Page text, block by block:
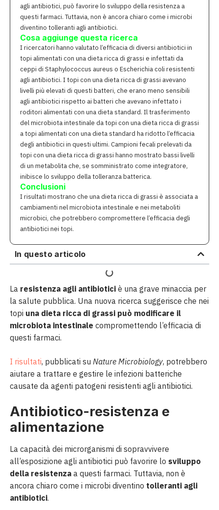
agli antibiotici, può favorire lo sviluppo della resistenza a
questi farmaci. Tuttavia, non è ancora chiaro come i microbi
diventino tolleranti agli antibiotici.
Cosa aggiunge questa ricerca
I ricercatori hanno valutato l’efficacia di diversi antibiotici in
topi alimentati con una dieta ricca di grassi e infettati da
ceppi di Staphylococcus aureus o Escherichia coli resistenti
agli antibiotici. I topi con una dieta ricca di grassi avevano
livelli più elevati di questi batteri, che erano meno sensibili
agli antibiotici rispetto ai batteri che avevano infettato i
roditori alimentati con una dieta standard. Il trasferimento
del microbiota intestinale da topi con una dieta ricca di grassi
a topi alimentati con una dieta standard ha ridotto l’efficacia
degli antibiotici in questi ultimi. Campioni fecali prelevati da
topi con una dieta ricca di grassi hanno mostrato bassi livelli
di un metabolita che, se somministrato come integratore,
inibisce lo sviluppo della tolleranza batterica.
Conclusioni
I risultati mostrano che una dieta ricca di grassi è associata a
cambiamenti nel microbiota intestinale e nei metaboliti
microbici, che potrebbero compromettere l’efficacia degli
antibiotici nei topi.
In questo articolo
La resistenza agli antibiotici è una grave minaccia per
la salute pubblica. Una nuova ricerca suggerisce che nei
topi una dieta ricca di grassi può modificare il
microbiota intestinale compromettendo l’efficacia di
questi farmaci.
I risultati, pubblicati su Nature Microbiology, potrebbero
aiutare a trattare e gestire le infezioni batteriche
causate da agenti patogeni resistenti agli antibiotici.
Antibiotico-resistenza e
alimentazione
La capacità dei microrganismi di sopravvivere
all’esposizione agli antibiotici può favorire lo sviluppo
della resistenza a questi farmaci. Tuttavia, non è
ancora chiaro come i microbi diventino tolleranti agli
antibiotici.